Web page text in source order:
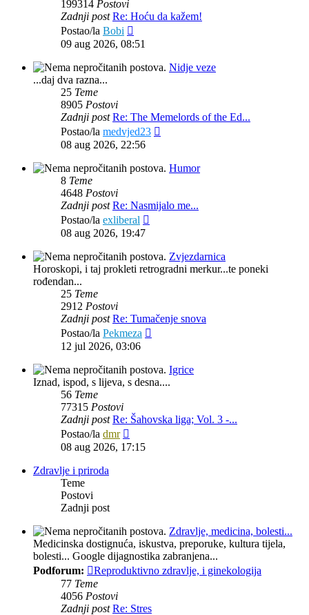
199314 Postovi
Zadnji post Re: Hoću da kažem!
Postao/la Bobi
post
09 aug 2026, 08:51
Nidje veze
...daj dva razna...
25 Teme
8905 Postovi
Zadnji post Re: The Memelords of the Ed...
Postao/la medvjed23
08 aug 2026, 22:56
Humor
8 Teme
4648 Postovi
Zadnji post Re: Nasmijalo me...
Postao/la exliberal
08 aug 2026, 19:47
Zvjezdarnica
Horoskopi, i taj prokleti retrogradni merkur...te poneki
rođendan...
25 Teme
2912 Postovi
Zadnji post Re: Tumačenje snova
Postao/la Pekmeza
12 jul 2026, 03:06
Igrice
Iznad, ispod, s lijeva, s desna....
56 Teme
77315 Postovi
Zadnji post Re: Šahovska liga; Vol. 3 -...
Postao/la dmr
post
08 aug 2026, 17:15
Zdravlje i priroda
Teme
Postovi
Zadnji post
Zdravlje, medicina, bolesti...
Medicinska dostignuća, iskustva, preporuke, kultura tijela,
bolesti... Google dijagnostika zabranjena...
Podforum:
Reproduktivno zdravlje, i ginekologija
77 Teme
4056 Postovi
Zadnji post Re: Stres